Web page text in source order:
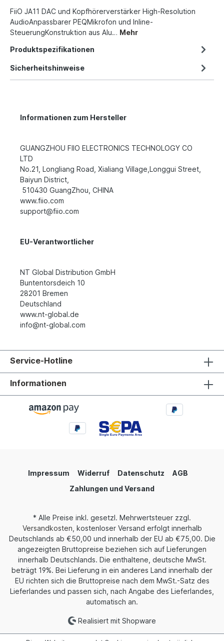
FiiO JA11 DAC und Kopfhörerverstärker High-Resolution
AudioAnpassbarer PEQMikrofon und Inline-
SteuerungKonstruktion aus Alu… Mehr
Produktspezifikationen
Sicherheitshinweise
Informationen zum Hersteller
GUANGZHOU FIIO ELECTRONICS TECHNOLOGY CO
LTD
No.21, Longliang Road, Xialiang Village,Longgui Street,
Baiyun District,
510430 GuangZhou, CHINA
www.fiio.com
support@fiio.com
EU-Verantwortlicher
NT Global Distribution GmbH
Buntentorsdeich 10
28201 Bremen
Deutschland
www.nt-global.de
info@nt-global.com
Service-Hotline
Informationen
Impressum Widerruf Datenschutz
AGB
Zahlungen und Versand
* Alle Preise inkl. gesetzl. Mehrwertsteuer zzgl.
Versandkosten , kostenloser Versand erfolgt innerhalb
Deutschlands ab €50,00 und innerhalb der EU ab €75,00. Die
angezeigten Bruttopreise beziehen sich auf Lieferungen
innerhalb Deutschlands. Die enthaltene, deutsche MwSt.
beträgt 19%. Bei Lieferung in ein anderes Land innerhalb der
EU richten sich die Bruttopreise nach dem MwSt.-Satz des
Lieferlandes und passen sich, nach Angabe des Lieferlandes,
automatisch an.
Realisiert mit Shopware